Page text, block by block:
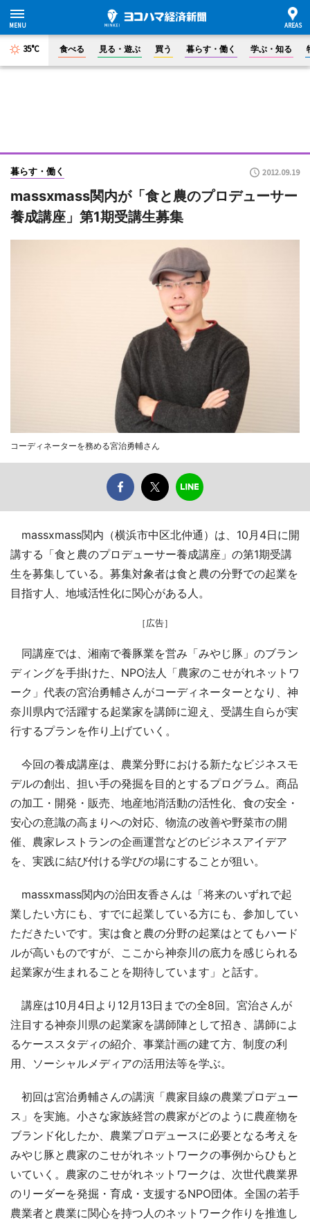
35°C 食べる 見る・遊ぶ 買う 暮らす・働く 学ぶ・知る
暮らす・働く 2012.09.19
massxmass関内が「食と農のプロデューサー
養成講座」第1期受講生募集
コーディネーターを務める宮治勇輔さん
massxmass関内（横浜市中区北仲通）は、10月4日に開
講する「食と農のプロデューサー養成講座」の第1期受講
生を募集している。募集対象者は食と農の分野での起業を
目指す人、地域活性化に関心がある人。
［広告］
同講座では、湘南で養豚業を営み「みやじ豚」のブラン
ディングを手掛けた、NPO法人「農家のこせがれネットワ
ーク」代表の宮治勇輔さんがコーディネーターとなり、神
奈川県内で活躍する起業家を講師に迎え、受講生自らが実
行するプランを作り上げていく。
今回の養成講座は、農業分野における新たなビジネスモ
デルの創出、担い手の発掘を目的とするプログラム。商品
の加工・開発・販売、地産地消活動の活性化、食の安全・
安心の意識の高まりへの対応、物流の改善や野菜市の開
催、農家レストランの企画運営などのビジネスアイデア
を、実践に結び付ける学びの場にすることが狙い。
massxmass関内の治田友香さんは「将来のいずれで起
業したい方にも、すでに起業している方にも、参加してい
ただきたいです。実は食と農の分野の起業はとてもハード
ルが高いものですが、ここから神奈川の底力を感じられる
起業家が生まれることを期待しています」と話す。
講座は10月4日より12月13日までの全8回。宮治さんが
注目する神奈川県の起業家を講師陣として招き、講師によ
るケーススタディの紹介、事業計画の建て方、制度の利
用、ソーシャルメディアの活用法等を学ぶ。
初回は宮治勇輔さんの講演「農家目線の農業プロデュー
ス」を実施。小さな家族経営の農家がどのように農産物を
ブランド化したか、農業プロデュースに必要となる考えを
みやじ豚と農家のこせがれネットワークの事例からひもと
いていく。農家のこせがれネットワークは、次世代農業界
のリーダーを発掘・育成・支援するNPO団体。全国の若手
農業者と農業に関心を持つ人のネットワーク作りを推進し